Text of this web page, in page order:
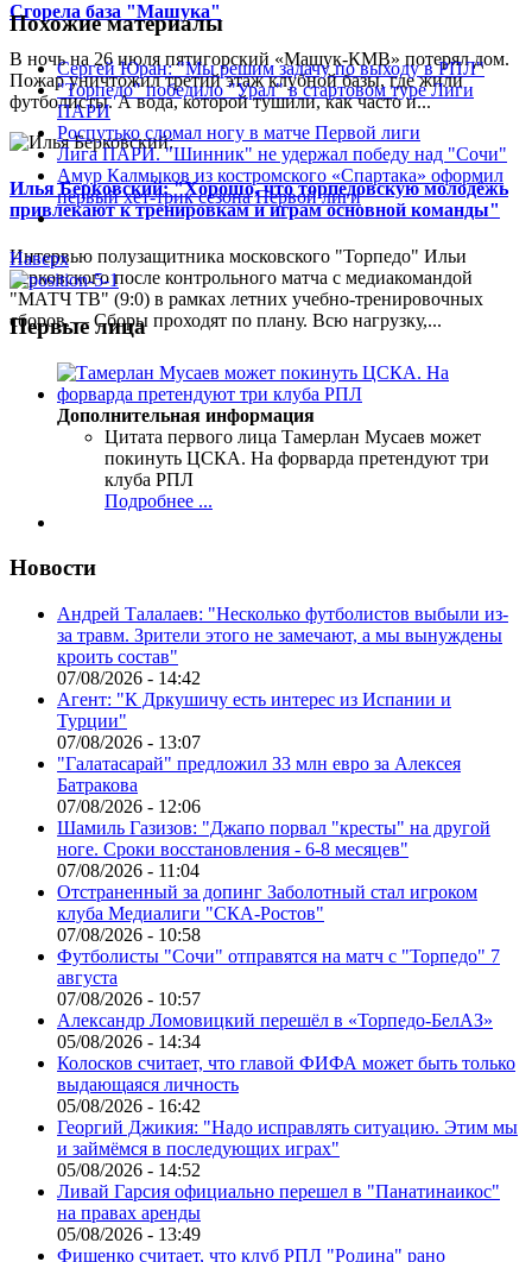
Сгорела база "Машука"
В ночь на 26 июля пятигорский «Машук-КМВ» потерял дом.
Пожар уничтожил третий этаж клубной базы, где жили
футболисты. А вода, которой тушили, как часто и...
Илья Берковский: "Хорошо, что торпедовскую молодёжь
привлекают к тренировкам и играм основной команды"
Интервью полузащитника московского "Торпедо" Ильи
Берковского после контрольного матча с медиакомандой
"МАТЧ ТВ" (9:0) в рамках летних учебно-тренировочных
сборов.— Сборы проходят по плану. Всю нагрузку,...
Похожие материалы
Сергей Юран: "Мы решим задачу по выходу в РПЛ"
"Торпедо" победило "Урал" в стартовом туре Лиги
ПАРИ
Роспутько сломал ногу в матче Первой лиги
Лига ПАРИ. "Шинник" не удержал победу над "Сочи"
Амур Калмыков из костромского «Спартака» оформил
первый хет-трик сезона Первой лиги
Наверх
Первые лица
Дополнительная информация
Цитата первого лица Тамерлан Мусаев может
покинуть ЦСКА. На форварда претендуют три
клуба РПЛ
Подробнее ...
Новости
Андрей Талалаев: "Несколько футболистов выбыли из-
за травм. Зрители этого не замечают, а мы вынуждены
кроить состав"
07/08/2026 - 14:42
Агент: "К Дркушичу есть интерес из Испании и
Турции"
07/08/2026 - 13:07
"Галатасарай" предложил 33 млн евро за Алексея
Батракова
07/08/2026 - 12:06
Шамиль Газизов: "Джапо порвал "кресты" на другой
ноге. Сроки восстановления - 6-8 месяцев"
07/08/2026 - 11:04
Отстраненный за допинг Заболотный стал игроком
клуба Медиалиги "СКА-Ростов"
07/08/2026 - 10:58
Футболисты "Сочи" отправятся на матч с "Торпедо" 7
августа
07/08/2026 - 10:57
Александр Ломовицкий перешёл в «Торпедо-БелАЗ»
05/08/2026 - 14:34
Колосков считает, что главой ФИФА может быть только
выдающаяся личность
05/08/2026 - 16:42
Георгий Джикия: "Надо исправлять ситуацию. Этим мы
и займёмся в последующих играх"
05/08/2026 - 14:52
Ливай Гарсия официально перешел в "Панатинаикос"
на правах аренды
05/08/2026 - 13:49
Фищенко считает, что клуб РПЛ "Родина" рано